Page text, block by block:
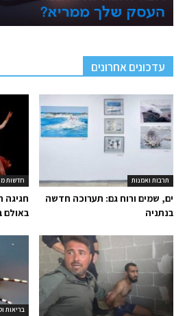
עדכונים אחרונים
חדשות
חגיגה
באולם
תרבות ואמנות
ים, שמים ורוח גם: תערוכה חדשה
בנתניה
בריאות